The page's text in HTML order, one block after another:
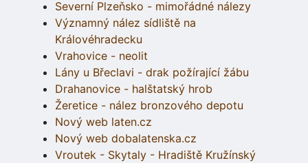
Severní Plzeňsko - mimořádné nálezy
Významný nález sídliště na
Královéhradecku
Vrahovice - neolit
Lány u Břeclavi - drak požírající žábu
Drahanovice - halštatský hrob
Žeretice - nález bronzového depotu
Nový web laten.cz
Nový web dobalatenska.cz
Vroutek - Skytaly - Hradiště Kružínský